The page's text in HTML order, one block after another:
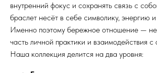
внутренний фокус и сохранять связь с
браслет несёт в себе символику, энергию
Именно поэтому бережное отношение —
часть личной практики и взаимодействия с
Наша коллекция делится на два уровня: